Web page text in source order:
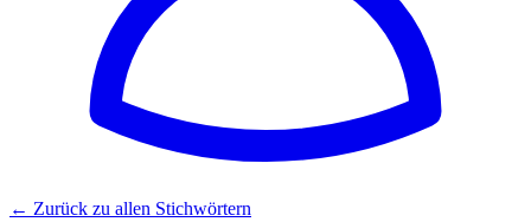
← Zurück zu allen Stichwörtern